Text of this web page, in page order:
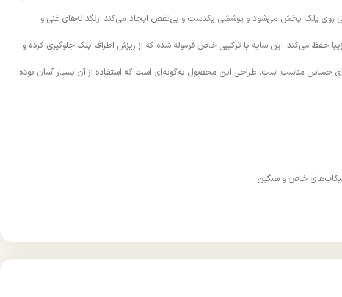
روی پلک پخش می‌شود و پوششی یکدست و بی‌نقص ایجاد می‌کند. رنگدانه‌های غنی و
حفظ می‌کند. این سایه با ترکیبی خاص فرموله شده که از ریزش اطراف پلک جلوگیری کرده و
حساس مناسب است. طراحی این محصول به‌گونه‌ای است که استفاده از آن بسیار آسان بوده
میکاپ‌های خاص و سنگین